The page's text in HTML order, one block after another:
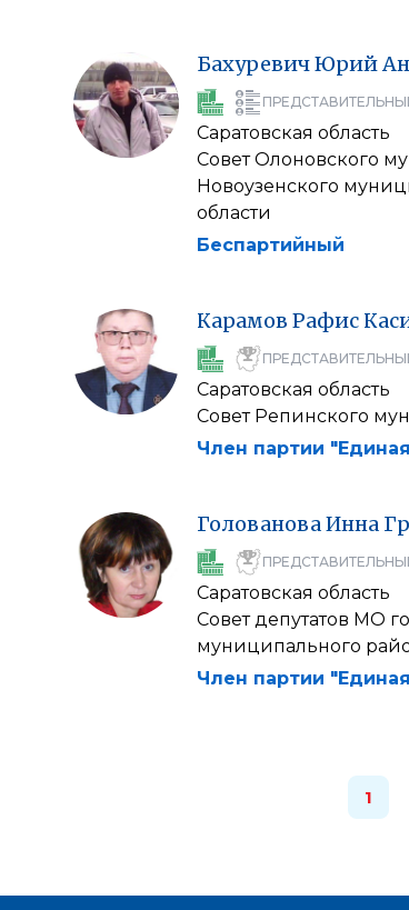
БахуревичЮрий
Саратовская область
Совет Олоновского
Новоузенского
области
Беспартийный
Карамов Рафис
Саратовская область
Совет Репинского
Член партии
ГоловановаИнна
Саратовская область
Совет депутатов МО
муниципального
Член партии
1